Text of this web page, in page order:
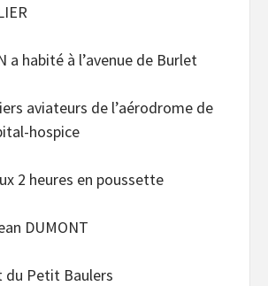
a habité à l’avenue de Burlet
aviateurs de l’aérodrome de
hospice
2 heures en poussette
DUMONT
du Petit Baulers